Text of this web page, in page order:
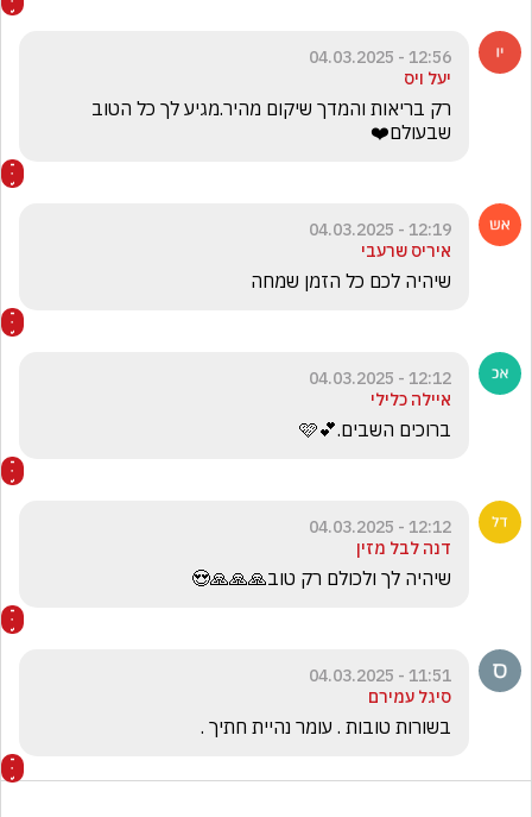
12:56 - 04.03.2025
יעל ויס
שבעולם❤️
12:19 - 04.03.2025
איריס שרעבי
שיהיה לכם כל הזמן שמחה
12:12 - 04.03.2025
איילה כלילי
ברוכים השבים.💕🩷
12:12 - 04.03.2025
דנה לבל מזין
שיהיה לך ולכולם רק טוב🙏🙏🙏😍
11:51 - 04.03.2025
סיגל עמירם
בשורות טובות . עומר נהיית חתיך .